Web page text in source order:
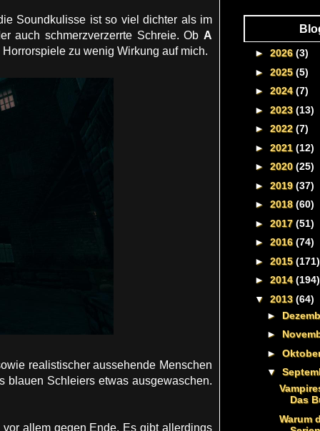
Soundkulisse ist so viel dichter als im
auch schmerzverzerrte Schreie. Ob A
zu wenig Wirkung auf mich.
realistischer aussehende Menschen
blauen Schleiers etwas ausgewaschen.
allem gegen Ende. Es gibt allerdings
► 2026(3)
► 2025(5)
► 2024(7)
► 2023(13)
► 2022 (7)
► 2021 (12)
► 2020(25)
► 2019(37)
► 2018(60)
► 2017(51)
► 2016(74)
► 2015(171)
► 2014(194)
▼ 2013(64)
►
►
►
▼
Das
Warum